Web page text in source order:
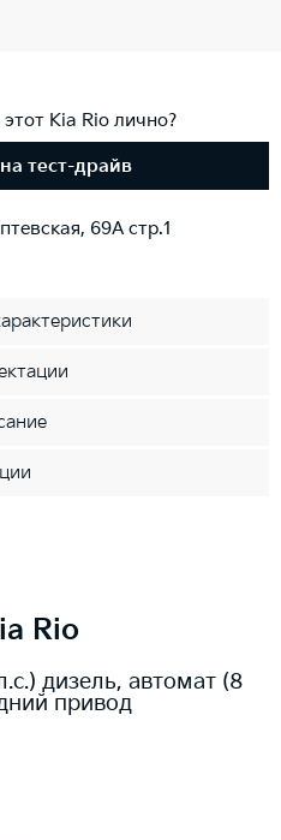
тест-драйв
Kia Rio лично?
69А стр.1
Rio
дизель, автомат (8
привод